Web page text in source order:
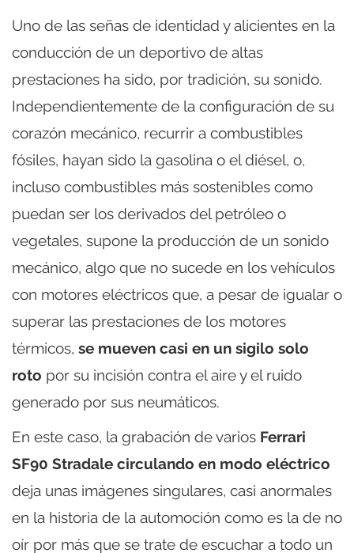
Uno de las señas de identidad y alicientes en la
conducción de un deportivo de altas
prestaciones ha sido, por tradición, su sonido.
Independientemente de la configuración de su
corazón mecánico, recurrir a combustibles
fósiles, hayan sido la gasolina o el diésel, o,
incluso combustibles más sostenibles como
puedan ser los derivados del petróleo o
vegetales, supone la producción de un sonido
mecánico, algo que no sucede en los vehículos
con motores eléctricos que, a pesar de igualar o
superar las prestaciones de los motores
térmicos, se mueven casi en un sigilo solo
roto por su incisión contra el aire y el ruido
generado por sus neumáticos.
En este caso, la grabación de varios Ferrari
SF90 Stradale circulando en modo eléctrico
deja unas imágenes singulares, casi anormales
en la historia de la automoción como es la de no
oír por más que se trate de escuchar a todo un